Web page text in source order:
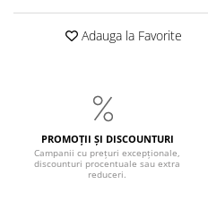
Adauga la Favorite
PROMOȚII ȘI DISCOUNTURI
Campanii cu prețuri excepționale,
discounturi procentuale sau extra
reduceri.